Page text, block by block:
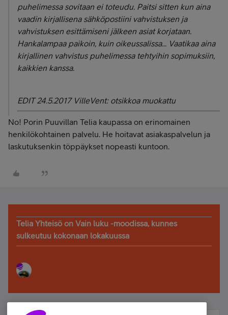
puhelimessa sovitaan ei toteudu. Paitsi sitten kun aina
vaadin kirjallisena sähköpostiini vahvistuksen ja
vahvistuksen esittämiseni jälkeen asiat korjataan.
Hankalampaa paikoin, kuin oikeussalissa... Vaatikaa aina
kirjallinen vahvistus puhelimessa tehtyihin sopimuksiin,
kaikkien kanssa.
EDIT 24.5.2017 VilleVent: otsikkoa muokattu
No! Porin Puuvillan Telia kaupassa on erinomainen
henkilökohtainen palvelu. He hoitavat asiakaspalvelun ja
laskutuksenkin töppäykset nopeasti kuntoon.
Telia Yhteisö on Vain luku -moodissa, kunnes
sulkeutuu kokonaan lokakuussa